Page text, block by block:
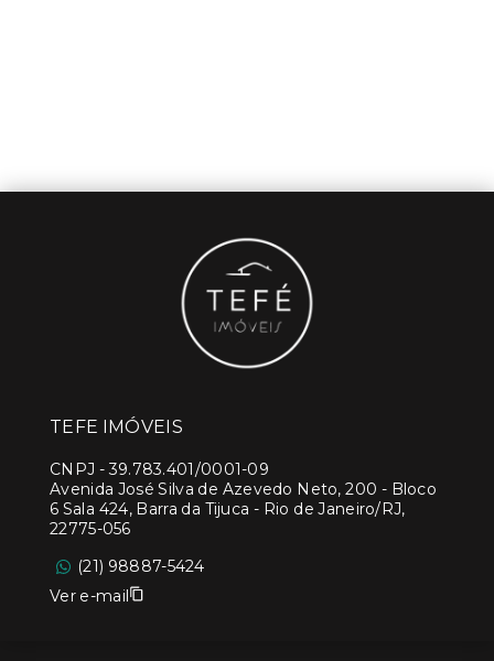
TEFE IMÓVEIS
CNPJ -39.783.401/0001-09
Avenida José Silva de Azevedo Neto, 200 - Bloco
6 Sala 424, Barra da Tijuca - Rio de Janeiro/RJ,
22775-056
(21) 98887-5424
Ver e-mail